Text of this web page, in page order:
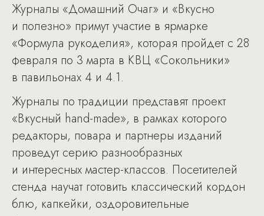
Журналы «Домашний Очаг» и «Вкусно
и полезно» примут участие в ярмарке
«Формула рукоделия», которая пройдет с 28
февраля по 3 марта в КВЦ «Сокольники»
в павильонах 4 и 4.1.
Журналы по традиции представят проект
«Вкусный hand-made», в рамках которого
редакторы, повара и партнеры изданий
проведут серию разнообразных
и интересных мастер-классов. Посетителей
стенда научат готовить классический кордон
блю, капкейки, оздоровительные